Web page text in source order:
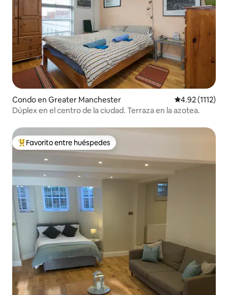
Condo en Greater Manchester Calificación
4.92 (1112)
Dúplex en el centro de la ciudad. Terraza en la azotea.
Favorito entre huéspedes preferido
Favorito entre huéspedes